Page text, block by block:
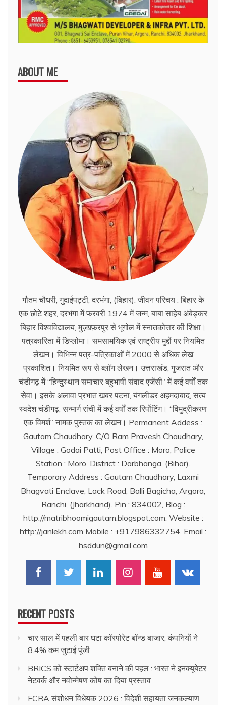
ABOUT ME
गौतम चौधरी, गुदाईपट्टी, दरभंगा, (बिहार). जीवन परिचय : बिहार के
एक छोटे शहर, दरभंगा में फरवरी 1974 में जन्म, बाबा साहेब अंबेड्कर
बिहार विश्वविद्यालय, मुज़फ़्फ़रपुर से भूगोल में स्नातकोत्तर की शिक्षा।
पत्रकारिता में डिप्लोमा। समसामयिक एवं राष्ट्रीय मुद्दों पर नियमित
लेखन। विभिन्न पत्र-पत्रिकाओं में 2000 से अधिक लेख
प्रकाशित। नियमित रूप से ब्लाॅग लेखन। उत्तराखंड, गुजरात और
चंडीगढ़ में ‘‘हिन्दुस्थान समाचार बहुभाषी संवाद एजेंसी’’ में कई वर्षों तक
सेवा। इसके अलावा प्रभात खबर पटना, यंगलीडर अहमदाबाद, सत्य
स्वदेश चंडीगढ़, सन्मार्ग रांची में कई वर्षों तक रिर्पोटिंग। ‘‘विमुद्रीकरण
एक विमर्श’’ नामक पुस्तक का लेखन। Permanent Addess :
Gautam Chaudhary, C/O Ram Pravesh Chaudhary,
Village : Godai Patti, Post Office : Moro, Police
Station : Moro, District : Darbhanga, (Bihar).
Temporary Address : Gautam Chaudhary, Laxmi
Bhagvati Enclave, Lack Road, Balli Bagicha, Argora,
Ranchi, (Jharkhand). Pin : 834002, Blog :
http://matribhoomigautam.blogspot.com. Website :
http://janlekh.com Mobile : +917986332754. Email :
hsddun@gmail.com
RECENT POSTS
चार साल में पहली बार घटा कॉरपोरेट बॉन्ड बाजार, कंपनियों ने
8.4% कम जुटाई पूंजी
BRICS को स्टार्टअप शक्ति बनाने की पहल : भारत ने इनक्यूबेटर
नेटवर्क और नवोन्मेषण कोष का दिया प्रस्ताव
FCRA संशोधन विधेयक 2026 : विदेशी सहायता जनकल्याण